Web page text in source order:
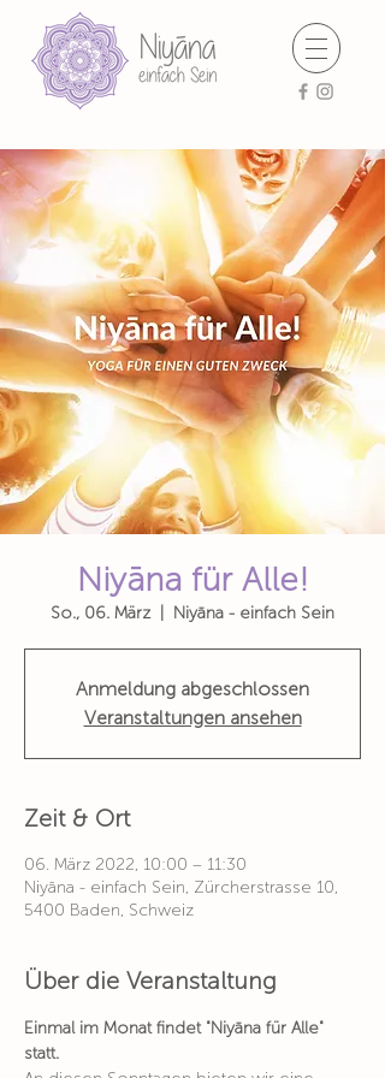
Niyāna für Alle!
So., 06. März
  |
Niyāna - einfach Sein
Anmeldung abgeschlossen
Veranstaltungen ansehen
Zeit & Ort
06. März 2022, 10:00 – 11:30
Niyāna - einfach Sein, Zürcherstrasse 10,
5400 Baden, Schweiz
Über die Veranstaltung
Einmal im Monat findet "Niyāna für Alle"
statt.